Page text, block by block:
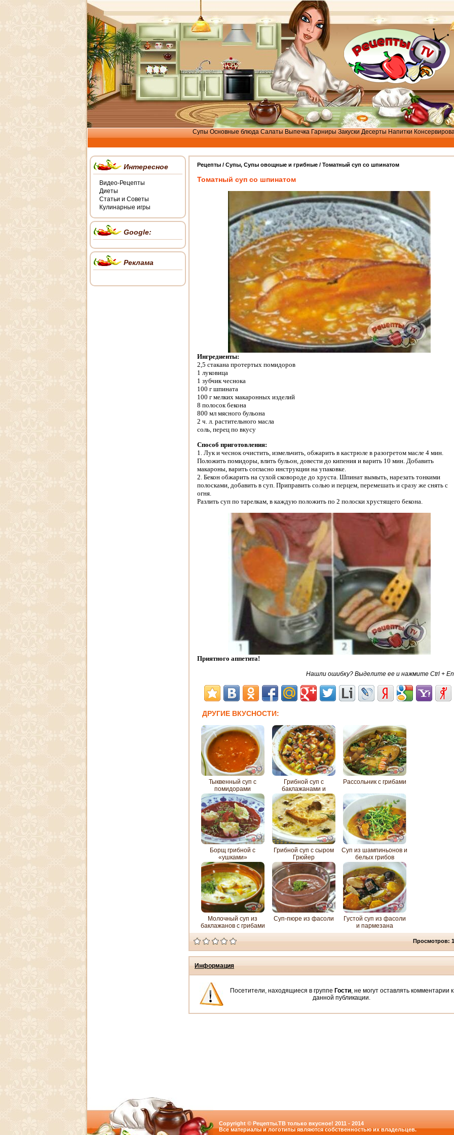
Супы Основные блюда Салаты Выпечка Гарниры Закуски Десерты Напитки
Рецепты / Cупы, Супы овощные и грибные / Томатный суп со шпинатом
Томатный суп со шпинатом
Ингредиенты:
2,5 стакана протертых помидоров
1 луковица
1 зубчик чеснока
100 г шпината
100 г мелких макаронных изделий
8 полосок бекона
800 мл мясного бульона
2 ч. л. растительного масла
соль, перец по вкусу
Способ приготовления:
1. Лук и чеснок очистить, измельчить, обжарить в кастрюле в разогретом масле 4 мин.
Положить помидоры, влить бульон, довести до кипения и варить 10 мин. Добавить
макароны, варить согласно инструкции на упаковке.
2. Бекон обжарить на сухой сковороде до хруста. Шпинат вымыть, нарезать тонкими
полосками, добавить в суп. Приправить солью и перцем, перемешать и сразу же снять с
огня.
Разлить суп по тарелкам, в каждую положить по 2 полоски хрустящего бекона.
Приятного аппетита!
Нашли ошибку? Выделите ее и нажмите Ctrl +
ДРУГИЕ ВКУСНОСТИ:
Тыквенный суп с
помидорами
Грибной суп с
баклажанами и
красной фасолью
Рассольник с грибами
Борщ грибной с
«ушками»
Грибной суп с сыром
Грюйер
Суп из шампиньонов и
белых грибов
Молочный суп из
баклажанов с грибами
Суп-пюре из фасоли
Густой суп из фасоли
и пармезана
Просмотров:
Информация
Посетители, находящиеся в группе Гости, не могут оставлять комментарии к
данной публикации.
Интересное
Видео-Рецепты
Диеты
Статьи и Советы
Кулинарные игры
Google:
Реклама
Copyright © Рецепты.ТВ только вкусное! 2011 - 2014
Все материалы и логотипы являются собственностью их владельцев.